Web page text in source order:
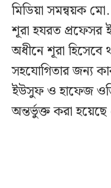
মিডিয়া সমন্বয়ক
শূরা হযরত প্রফেসর
অধীনে শূরা
সহযোগিতার জন্য
ইউসুফ ও হাফেজ
অন্তর্ভুক্ত করা